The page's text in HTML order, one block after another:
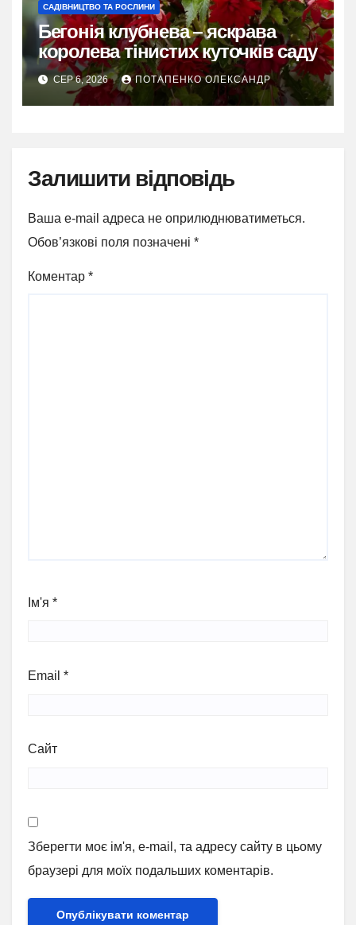
САДІВНИЦТВО ТА РОСЛИНИ
Бегонія клубнева – яскрава
королева тінистих куточків саду
СЕР 6, 2026 ПОТАПЕНКО ОЛЕКСАНДР
Залишити відповідь
Ваша e-mail адреса не оприлюднюватиметься.
Обов’язкові поля позначені *
Коментар *
Ім'я *
Email *
Сайт
Зберегти моє ім'я, e-mail, та адресу сайту в цьому
браузері для моїх подальших коментарів.